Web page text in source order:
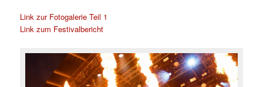
Link zur Fotogalerie Teil 1
Link zum Festivalbericht